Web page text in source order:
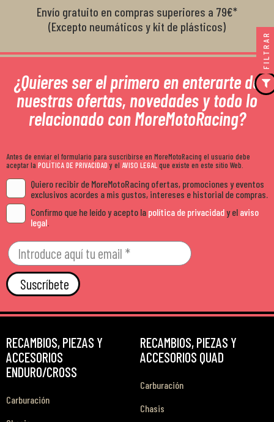
Envío gratuito en compras superiores a 79€*
(Excepto neumáticos y kit de plásticos)
¿Quieres ser el primero en enterarte de
nuestras ofertas, novedades y todo lo
relacionado con MoreMotoRacing?
Antes de enviar el formulario para suscribirse en MoreMotoRacing el usuario debe
aceptar la POLÍTICA DE PRIVACIDADy el AVISO LEGALque existe en este sitio Web.
Quiero recibir de MoreMotoRacing ofertas, promociones y eventos
exclusivos acordes a mis gustos, intereses e historial de compras.
Confirmo que he leído y acepto la política de privacidady el aviso
legal
Suscríbete
RECAMBIOS, PIEZAS Y
ACCESORIOS
ENDURO/CROSS
Carburación
RECAMBIOS, PIEZAS Y
ACCESORIOS QUAD
Carburación
Chasis
FILTRAR